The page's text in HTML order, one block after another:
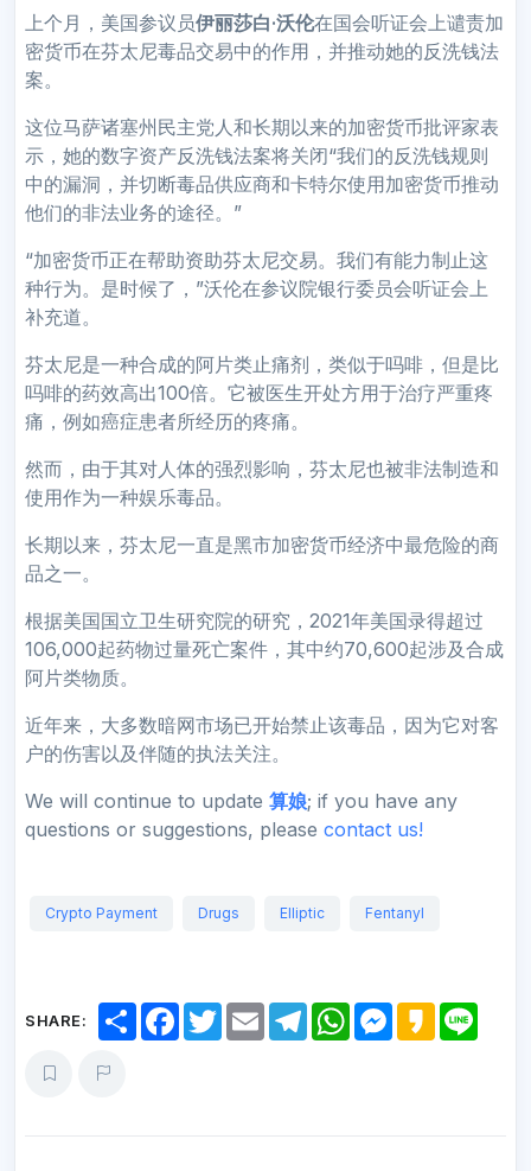
上个月，美国参议员伊丽莎白·沃伦在国会听证会上谴责加
密货币在芬太尼毒品交易中的作用，并推动她的反洗钱法
案。
这位马萨诸塞州民主党人和长期以来的加密货币批评家表
示，她的数字资产反洗钱法案将关闭“我们的反洗钱规则
中的漏洞，并切断毒品供应商和卡特尔使用加密货币推动
他们的非法业务的途径。”
“加密货币正在帮助资助芬太尼交易。我们有能力制止这
种行为。是时候了，”沃伦在参议院银行委员会听证会上
补充道。
芬太尼是一种合成的阿片类止痛剂，类似于吗啡，但是比
吗啡的药效高出100倍。它被医生开处方用于治疗严重疼
痛，例如癌症患者所经历的疼痛。
然而，由于其对人体的强烈影响，芬太尼也被非法制造和
使用作为一种娱乐毒品。
长期以来，芬太尼一直是黑市加密货币经济中最危险的商
品之一。
根据美国国立卫生研究院的研究，2021年美国录得超过
106,000起药物过量死亡案件，其中约70,600起涉及合成
阿片类物质。
近年来，大多数暗网市场已开始禁止该毒品，因为它对客
户的伤害以及伴随的执法关注。
We will continue to update 算娘; if you have any
questions or suggestions, please contact us!
Crypto Payment Drugs Elliptic Fentanyl
SHARE:
S
h
F
a
T
w
E
m
T
e
W
h
M
K
a